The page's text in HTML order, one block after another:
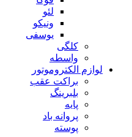
لئو
ونیکو
یوسفی
کلگی
واسطه
لوازم الکتروموتور
براکت عقب
بلبرینگ
پایه
پروانه باد
پوسته